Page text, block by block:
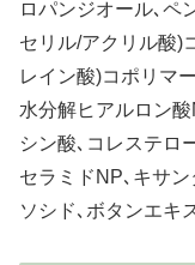
ロパンジオール､ペ
セリル/アクリル酸)
レイン酸)コポリマ
水分解ヒアルロン
シン酸､コレステロ
セラミドNP､キサ
ソシド､ボタンエキ